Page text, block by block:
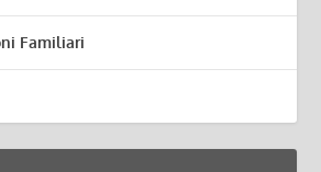
Familiari